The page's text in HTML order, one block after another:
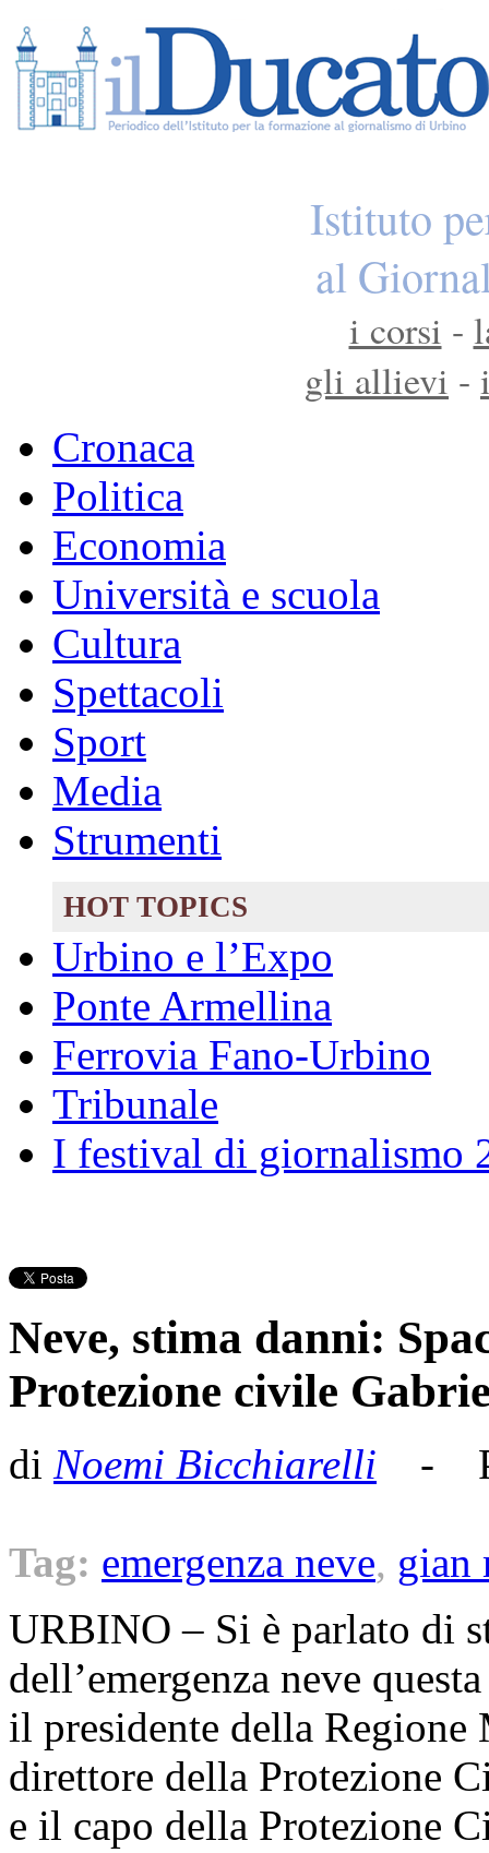
Istituto
al
i corsi -
gli allievi -
Cronaca
Politica
Economia
Università e scuola
Cultura
Spettacoli
Sport
Media
Strumenti
HOT TOPICS
Urbino e l’Expo
Ponte Armellina
Ferrovia Fano-Urbino
Tribunale
I festival di giornalismo
Neve, stima danni:
Protezione civile
di Noemi Bicchiarelli -
Tag: emergenza neve, gian
URBINO – Si è parlato di
dell’emergenza neve
il presidente della
direttore della Protezione
e il capo della Protezione